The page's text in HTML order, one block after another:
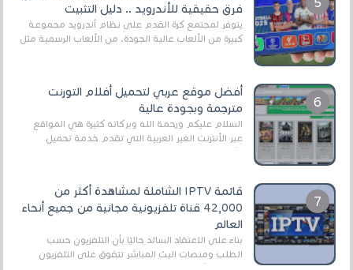
فرق حقيقية للأندرويد .. دليل التثبيت
يتوفر لمجتمع كرة القدم على نظام أندرويد مجموعة
كبيرة من الألعاب عالية الجودة. من الألعاب الرسمية مثل
أفضل موقع عربي لتحميل أفلام التورنت
مترجمة وبجودة عالية
السلام عليكم ورحمة الله وبركاته كثيرة هي المواقع
عبر الأنترنت الغير العربية التي تقدم خدمة تحميل
الأفلام على التورنت ، ومعظم هذه المواقع ل...
قائمة IPTV الشاملة لمشاهدة أكثر من
42,000 قناة تلفزيونية مجانية من جميع أنحاء
العالم
بناءً على الاعتقاد السائد حاليًا بأن التلفزيون حسب
الطلب ومنصات البث المباشر تتفوق على التلفزيون